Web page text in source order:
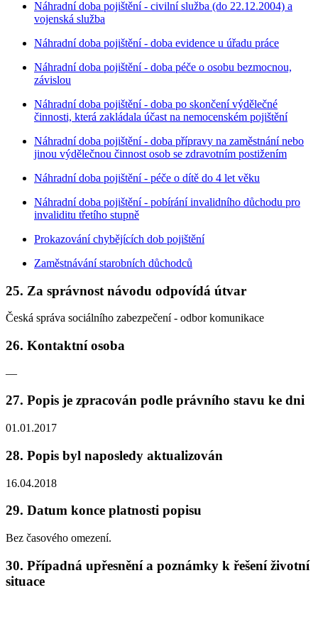
Náhradní doba pojištění - civilní služba (do 22.12.2004) a
vojenská služba
Náhradní doba pojištění - doba evidence u úřadu práce
Náhradní doba pojištění - doba péče o osobu bezmocnou,
závislou
Náhradní doba pojištění - doba po skončení výdělečné
činnosti, která zakládala účast na nemocenském pojištění
Náhradní doba pojištění - doba přípravy na zaměstnání nebo
jinou výdělečnou činnost osob se zdravotním postižením
Náhradní doba pojištění - péče o dítě do 4 let věku
Náhradní doba pojištění - pobírání invalidního důchodu pro
invaliditu třetího stupně
Prokazování chybějících dob pojištění
Zaměstnávání starobních důchodců
25. Za správnost návodu odpovídá útvar
Česká správa sociálního zabezpečení - odbor komunikace
26. Kontaktní osoba
—
27. Popis je zpracován podle právního stavu ke dni
01.01.2017
28. Popis byl naposledy aktualizován
16.04.2018
29. Datum konce platnosti popisu
Bez časového omezení.
30. Případná upřesnění a poznámky k řešení životní
situace